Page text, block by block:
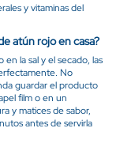
y vitaminas del
atún rojo en casa?
la sal y el secado, las
No
guardar el producto
film o en un
y matices de sabor,
antes de servirla